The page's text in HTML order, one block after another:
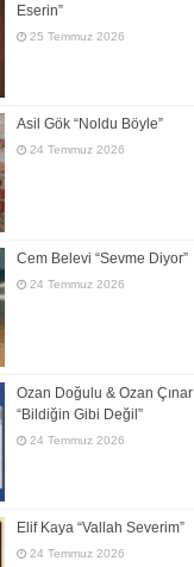
Eserin”
25 Temmuz 2026
Asil Gök “Noldu Böyle”
24 Temmuz 2026
Cem Belevi “Sevme Diyor”
24 Temmuz 2026
Ozan Doğulu & Ozan Çınar
“Bildiğin Gibi Değil”
24 Temmuz 2026
Elif Kaya “Vallah Severim”
24 Temmuz 2026